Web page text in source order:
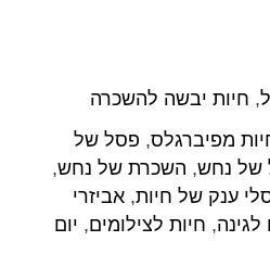
, חיות יבשה להשכרה
מפיברגלס, פסל של
של נחש, השכרת של נחש,
ענק של חיות, אביזרי
, חיות לצילומים, יום